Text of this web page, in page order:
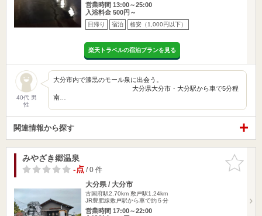
営業時間 13:00～25:00
入浴料金 500円～
日帰り 宿泊 格安（1,000円以下）
楽天トラベルの宿泊プランを見る
40代 男
性
大分市内で漆黒のモール泉に出会う。
大分県大分市・大分駅から車で5分程
南…
関連情報から探す
お気に入
りに追加
みやざき郷温泉
-点/ 0 件
大分県 / 大分市
古国府駅2.70km 敷戸駅1.24km
JR豊肥線敷戸駅から車で約５分
営業時間 17:00～22:00